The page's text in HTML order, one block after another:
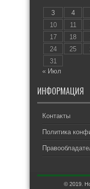
3
4
10
11
17
18
24
25
31
« Июл
ИНФОРМАЦИЯ
Контакты
Политика
© 2019.